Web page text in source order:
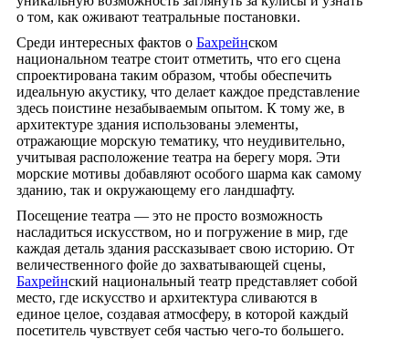
о том, как оживают театральные постановки.
Среди интересных фактов о Бахрейнском
национальном театре стоит отметить, что его сцена
спроектирована таким образом, чтобы обеспечить
идеальную акустику, что делает каждое представление
здесь поистине незабываемым опытом. К тому же, в
архитектуре здания использованы элементы,
отражающие морскую тематику, что неудивительно,
учитывая расположение театра на берегу моря. Эти
морские мотивы добавляют особого шарма как самому
зданию, так и окружающему его ландшафту.
Посещение театра — это не просто возможность
насладиться искусством, но и погружение в мир, где
каждая деталь здания рассказывает свою историю. От
величественного фойе до захватывающей сцены,
Бахрейнский национальный театр представляет собой
место, где искусство и архитектура сливаются в
единое целое, создавая атмосферу, в которой каждый
посетитель чувствует себя частью чего-то большего.